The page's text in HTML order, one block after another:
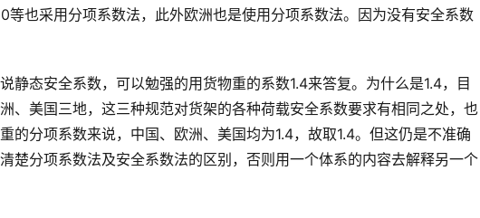
也采用分项系数法，此外欧洲也是使用分项系数法。因为没有安全系数
静态安全系数，可以勉强的用货物重的系数1.4来答复。为什么是1.4，目
、美国三地，这三种规范对货架的各种荷载安全系数要求有相同之处，也
的分项系数来说，中国、欧洲、美国均为1.4，故取1.4。但这仍是不准确
楚分项系数法及安全系数法的区别，否则用一个体系的内容去解释另一个